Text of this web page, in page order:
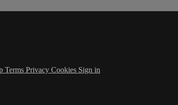
Terms Privacy Cookies Sign in